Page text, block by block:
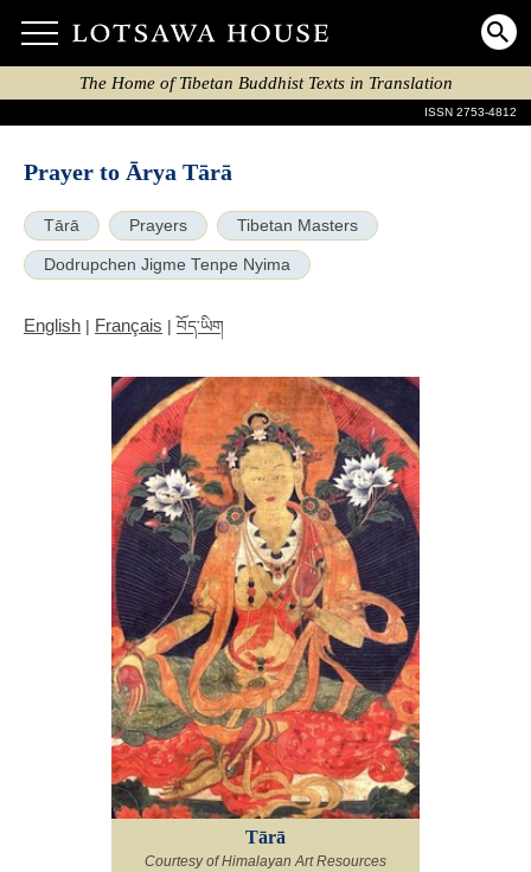
The Home of Tibetan Buddhist Texts in Translation
ISSN 2753-4812
Prayer to Ārya Tārā
Tārā Prayers Tibetan Masters
Dodrupchen Jigme Tenpe Nyima
English | Français | བོད་ཡིག
Tārā
Courtesy of Himalayan Art Resources